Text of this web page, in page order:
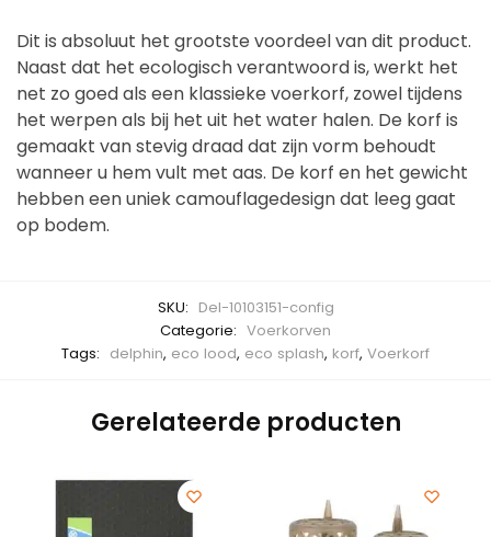
Dit is absoluut het grootste voordeel van dit product.
Naast dat het ecologisch verantwoord is, werkt het
net zo goed als een klassieke voerkorf, zowel tijdens
het werpen als bij het uit het water halen. De korf is
gemaakt van stevig draad dat zijn vorm behoudt
wanneer u hem vult met aas. De korf en het gewicht
hebben een uniek camouflagedesign dat leeg gaat
op bodem.
SKU: Del-10103151-config
Categorie: Voerkorven
Tags: delphin, eco lood, eco splash, korf, Voerkorf
Gerelateerde producten